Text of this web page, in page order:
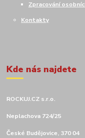
Zpracování
Kontakty
Kde nás najdete
ROCKUJ.CZ s.r.o.
Neplachova 724/25
České Budějovice, 370 04